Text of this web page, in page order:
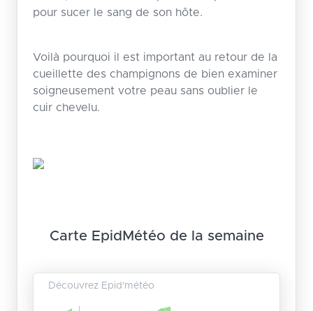
pour sucer le sang de son hôte.
Voilà pourquoi il est important au retour de la
cueillette des champignons de bien examiner
soigneusement votre peau sans oublier le
cuir chevelu.
Carte EpidMétéo de la semaine
Découvrez Epid'météo